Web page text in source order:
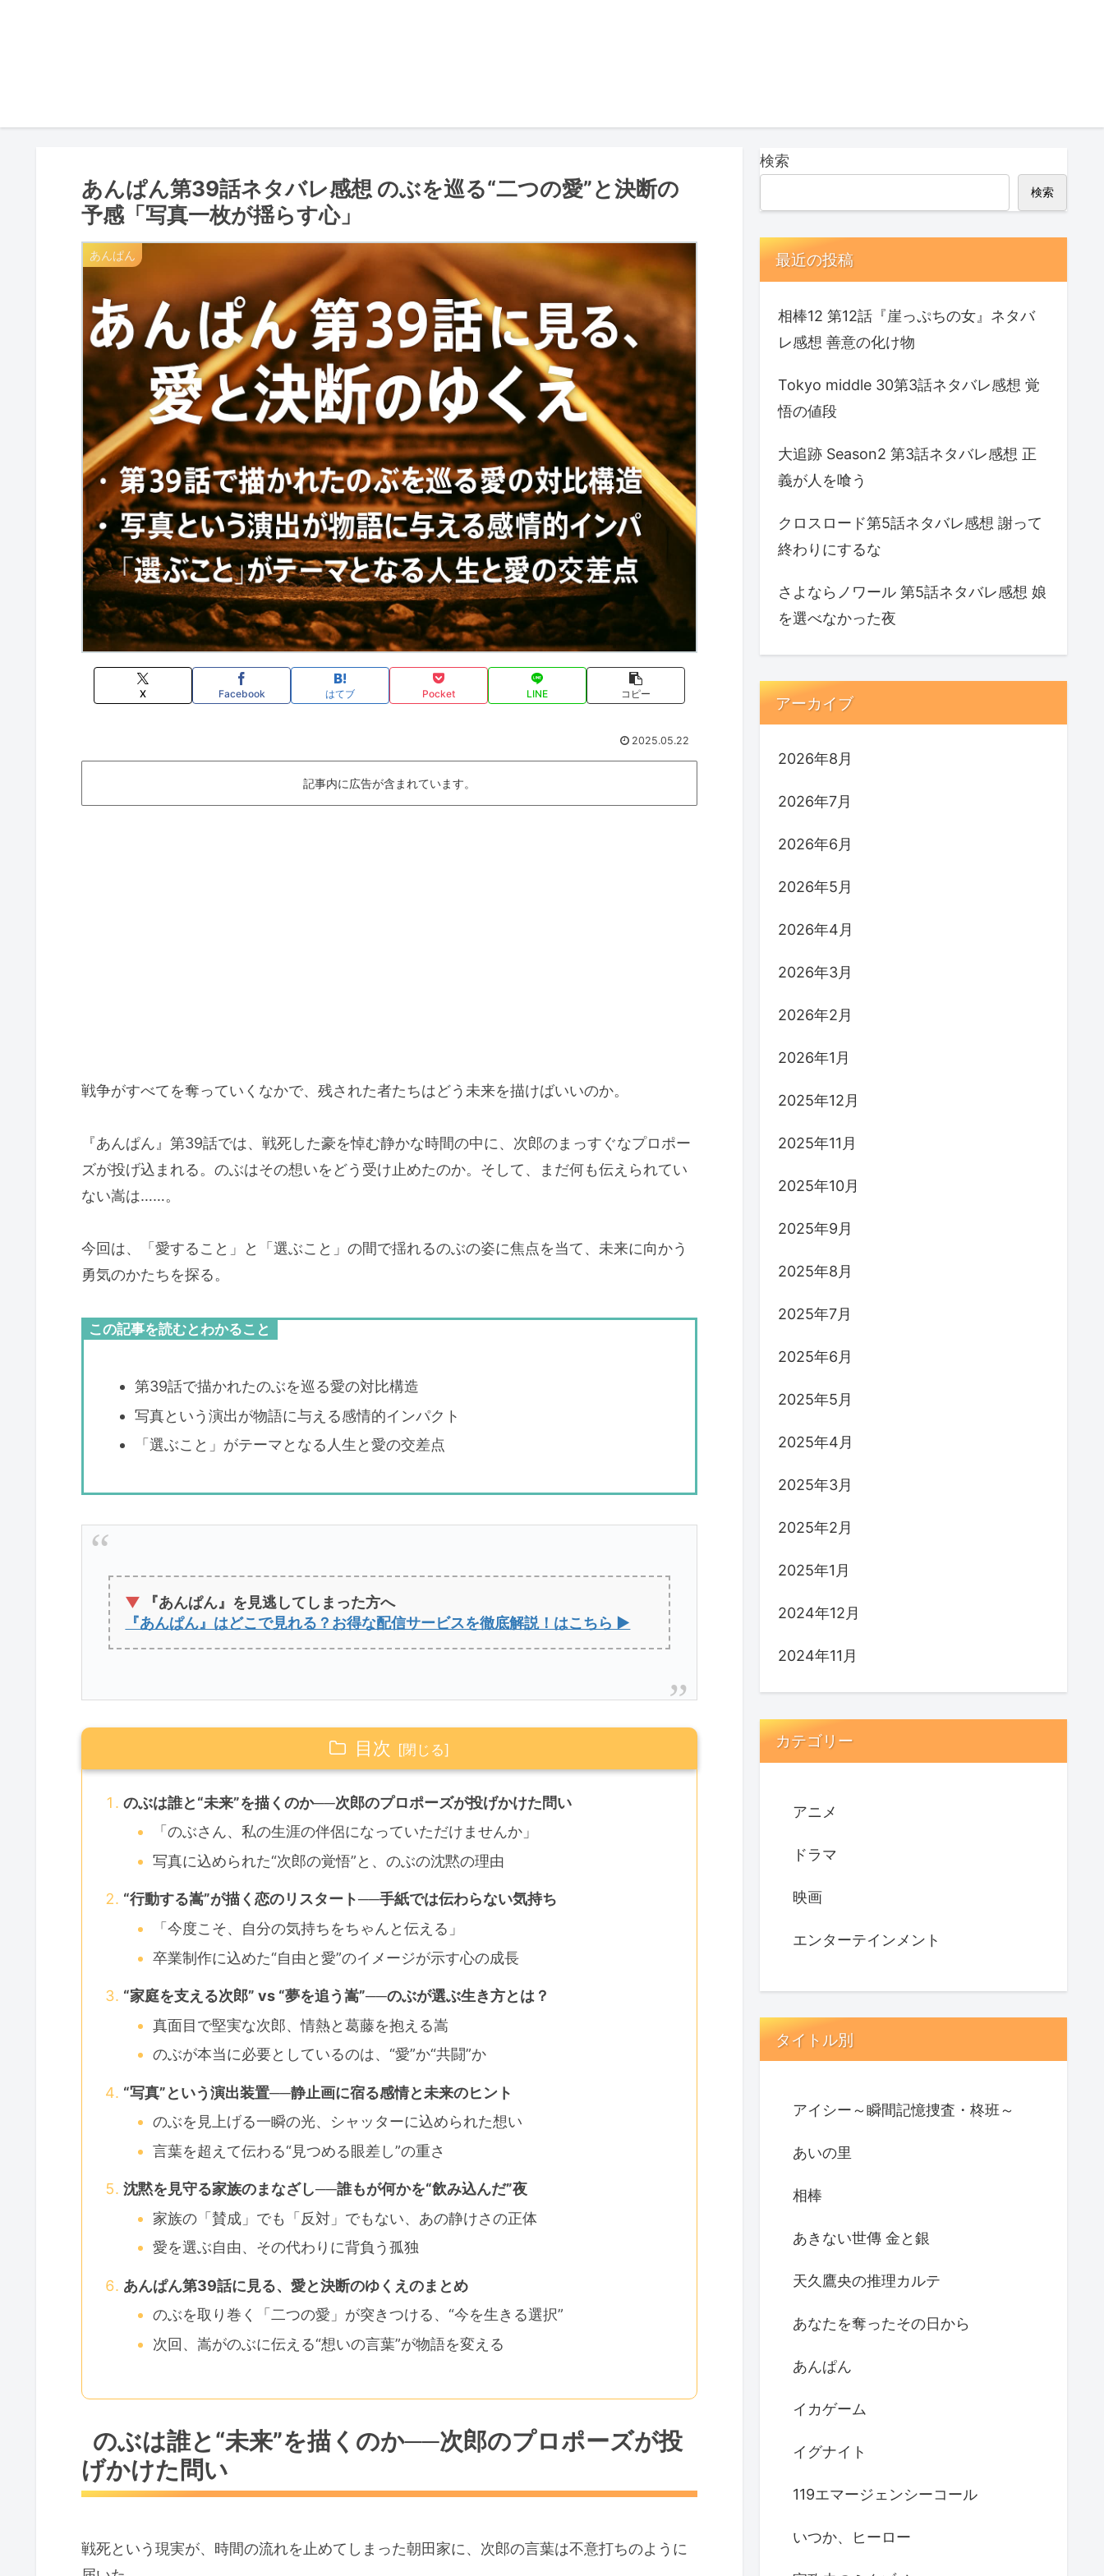
あんぱん第39話ネタバレ感想 のぶを巡る“二つの愛”と決断の
予感「写真一枚が揺らす心」
あんぱん
X Facebook はてブ Pocket LINE コピー
2025.05.22
記事内に広告が含まれています。
戦争がすべてを奪っていくなかで、残された者たちはどう未来を描けばいいのか。
『あんぱん』第39話では、戦死した豪を悼む静かな時間の中に、次郎のまっすぐなプロポー
ズが投げ込まれる。のぶはその想いをどう受け止めたのか。そして、まだ何も伝えられてい
ない嵩は……。
今回は、「愛すること」と「選ぶこと」の間で揺れるのぶの姿に焦点を当て、未来に向かう
勇気のかたちを探る。
この記事を読むとわかること
第39話で描かれたのぶを巡る愛の対比構造
写真という演出が物語に与える感情的インパクト
「選ぶこと」がテーマとなる人生と愛の交差点
▼ 『あんぱん』を見逃してしまった方へ
『あんぱん』はどこで見れる？お得な配信サービスを徹底解説！はこちら ▶
目次
のぶは誰と“未来”を描くのか──次郎のプロポーズが投げかけた問い
「のぶさん、私の生涯の伴侶になっていただけませんか」
写真に込められた“次郎の覚悟”と、のぶの沈黙の理由
“行動する嵩”が描く恋のリスタート──手紙では伝わらない気持ち
「今度こそ、自分の気持ちをちゃんと伝える」
卒業制作に込めた“自由と愛”のイメージが示す心の成長
“家庭を支える次郎” vs “夢を追う嵩”──のぶが選ぶ生き方とは？
真面目で堅実な次郎、情熱と葛藤を抱える嵩
のぶが本当に必要としているのは、“愛”か“共闘”か
“写真”という演出装置──静止画に宿る感情と未来のヒント
のぶを見上げる一瞬の光、シャッターに込められた想い
言葉を超えて伝わる“見つめる眼差し”の重さ
沈黙を見守る家族のまなざし──誰もが何かを“飲み込んだ”夜
家族の「賛成」でも「反対」でもない、あの静けさの正体
愛を選ぶ自由、その代わりに背負う孤独
あんぱん第39話に見る、愛と決断のゆくえのまとめ
のぶを取り巻く「二つの愛」が突きつける、“今を生きる選択”
次回、嵩がのぶに伝える“想いの言葉”が物語を変える
のぶは誰と“未来”を描くのか──次郎のプロポーズが投
げかけた問い
戦死という現実が、時間の流れを止めてしまった朝田家に、次郎の言葉は不意打ちのように
検索
検索
最近の投稿
相棒12 第12話『崖っぷちの女』ネタバ
レ感想 善意の化け物
Tokyo middle 30第3話ネタバレ感想 覚
悟の値段
大追跡 Season2 第3話ネタバレ感想 正
義が人を喰う
クロスロード第5話ネタバレ感想 謝って
終わりにするな
さよならノワール 第5話ネタバレ感想 娘
を選べなかった夜
アーカイブ
2026年8月
2026年7月
2026年6月
2026年5月
2026年4月
2026年3月
2026年2月
2026年1月
2025年12月
2025年11月
2025年10月
2025年9月
2025年8月
2025年7月
2025年6月
2025年5月
2025年4月
2025年3月
2025年2月
2025年1月
2024年12月
2024年11月
カテゴリー
アニメ
ドラマ
映画
エンターテインメント
タイトル別
アイシー～瞬間記憶捜査・柊班～
あいの里
相棒
あきない世傳 金と銀
天久鷹央の推理カルテ
あなたを奪ったその日から
あんぱん
イカゲーム
イグナイト
119エマージェンシーコール
いつか、ヒーロー